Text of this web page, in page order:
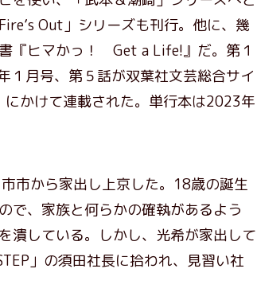
Out」シリーズも刊行。他に、幾
『ヒマかっ！ Get a Life!』だ。第１
月号、第５話が双葉社文芸総合サイ
かけて連載された。単行本は2023年
市から家出し上京した。18歳の誕生
で、家族と何らかの確執があるよう
潰している。しかし、光希が家出して
」の須田社長に拾われ、見習い社